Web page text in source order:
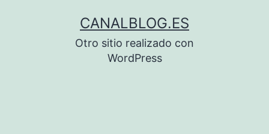
CANALBLOG.ES
Otro sitio realizado con
WordPress